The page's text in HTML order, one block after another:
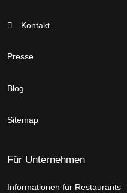
Kontakt
Presse
Blog
Sitemap
Für Unternehmen
Informationen für Restaurants